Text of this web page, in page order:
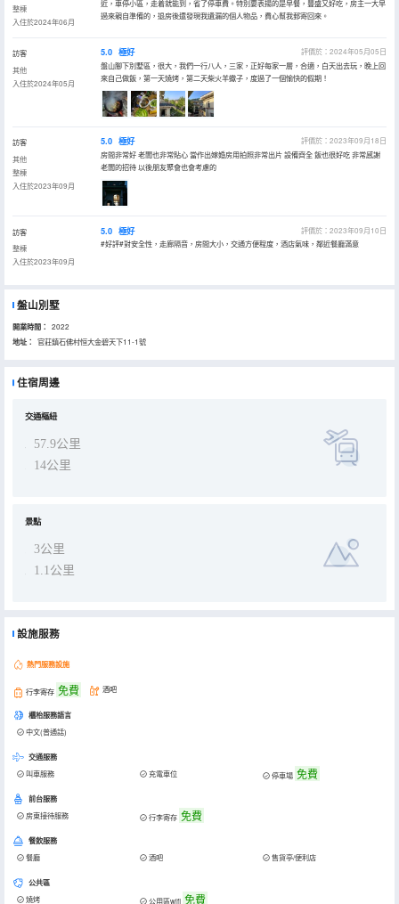
整棟
入住於2024年06月
近，車停小區，走着就能到，省了停車費。特別要表揚的是早餐，豐盛又好吃，房主一大早
過來親自準備的，退房後還發現我遺漏的個人物品，費心幫我郵寄回來。
訪客
其他
入住於2024年05月
5.0 極好
評價於：2024年05月05日
盤山腳下別墅區，很大，我們一行八人，三家，正好每家一層，合適，白天出去玩，晚上回
來自己做飯，第一天燒烤，第二天柴火羊蠍子，度過了一個愉快的假期！
訪客
其他
整棟
入住於2023年09月
5.0 極好
評價於：2023年09月18日
房間非常好 老闆也非常貼心 當作出嫁婚房用拍照非常出片 設備齊全 飯也很好吃 非常感謝
老闆的招待 以後朋友聚會也會考慮的
訪客
整棟
入住於2023年09月
5.0 極好
評價於：2023年09月10日
#好評#對安全性，走廊隔音，房間大小，交通方便程度，酒店氣味，鄰近餐廳滿意
盤山別墅
開業時間： 2022
地址： 官莊鎮石佛村恒大金碧天下11-1號
住宿周邊
交通樞紐
57.9公里
14公里
景點
3公里
1.1公里
設施服務
熱門服務設施
行李寄存 免費 酒吧
櫃枱服務語言
中文(普通話)
交通服務
叫車服務 充電車位 停車場 免費
前台服務
房東接待服務 行李寄存 免費
餐飲服務
餐廳 酒吧 售貨亭/便利店
公共區
燒烤 公用區wifi 免費